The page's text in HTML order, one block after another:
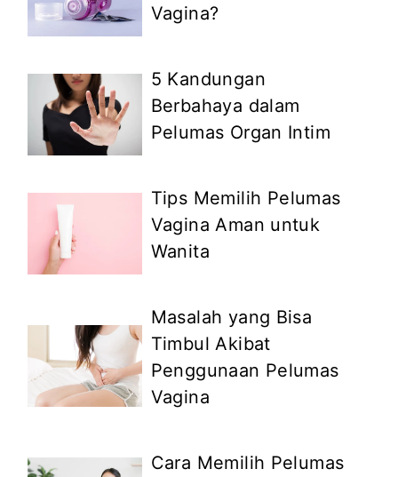
Vagina?
5 Kandungan
Berbahaya dalam
Pelumas Organ Intim
Tips Memilih Pelumas
Vagina Aman untuk
Wanita
Masalah yang Bisa
Timbul Akibat
Penggunaan Pelumas
Vagina
Cara Memilih Pelumas